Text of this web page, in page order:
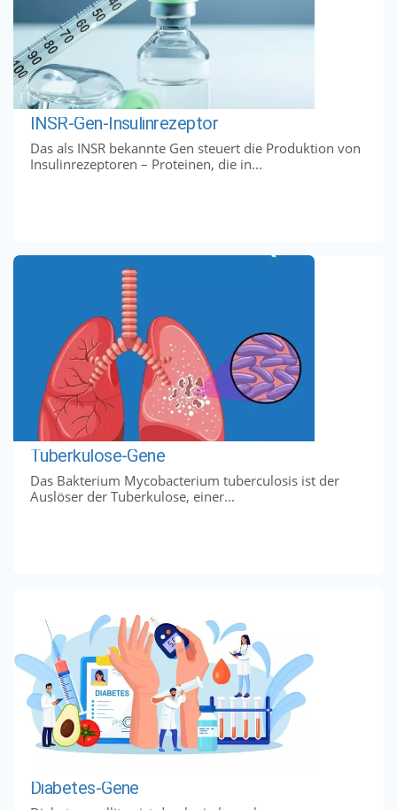
INSR-Gen-Insulinrezeptor
Das als INSR bekannte Gen steuert die Produktion von
Insulinrezeptoren – Proteinen, die in...
Tuberkulose-Gene
Das Bakterium Mycobacterium tuberculosis ist der
Auslöser der Tuberkulose, einer...
Diabetes-Gene